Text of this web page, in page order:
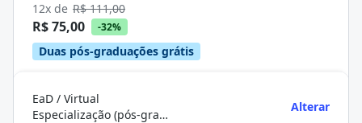
12x de R$ 111,00
R$ 75,00 -32%
Duas pós-graduações grátis
EaD / Virtual
Especialização (pós-graduação)
Alterar